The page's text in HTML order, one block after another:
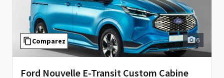
Comparez 6
Ford Nouvelle E-Transit Custom Cabine